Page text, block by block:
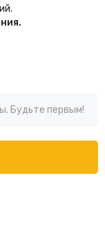
Будьте первым!